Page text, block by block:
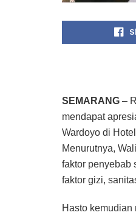
SEMARANG –
mendapat
Wardoyo di
Menurutnya,
faktor penyebab
faktor gizi,
Hasto